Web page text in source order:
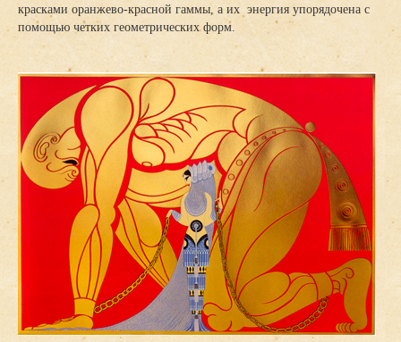
красками оранжево-красной гаммы, а их энергия упорядочена с
помощью четких геометрических форм.